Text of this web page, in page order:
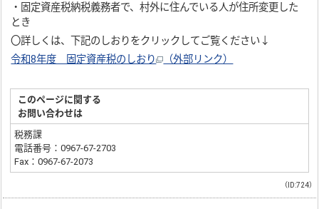
・固定資産税納税義務者で、村外に住んでいる人が住所変更した
とき
〇詳しくは、下記のしおりをクリックしてご覧ください↓
令和8年度 固定資産税のしおり
（外部リンク）
このページに関する
お問い合わせは
税務課
電話番号：0967-67-2703
Fax：0967-67-2073
（ID:724）